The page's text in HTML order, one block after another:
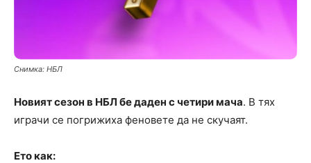
Снимка: НБЛ
Новият сезон в НБЛ бе даден с четири мача. В тях
играчи се погрижиха феновете да не скучаят.
Ето как: